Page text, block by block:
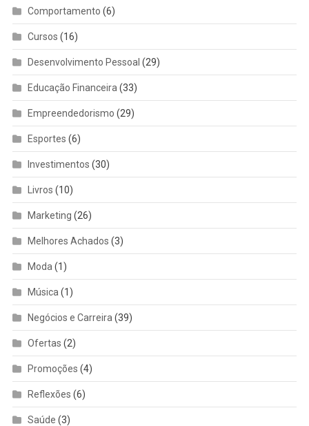
Comportamento (6)
Cursos (16)
Desenvolvimento Pessoal (29)
Educação Financeira (33)
Empreendedorismo (29)
Esportes (6)
Investimentos (30)
Livros (10)
Marketing (26)
Melhores Achados (3)
Moda (1)
Música (1)
Negócios e Carreira (39)
Ofertas (2)
Promoções (4)
Reflexões (6)
Saúde (3)